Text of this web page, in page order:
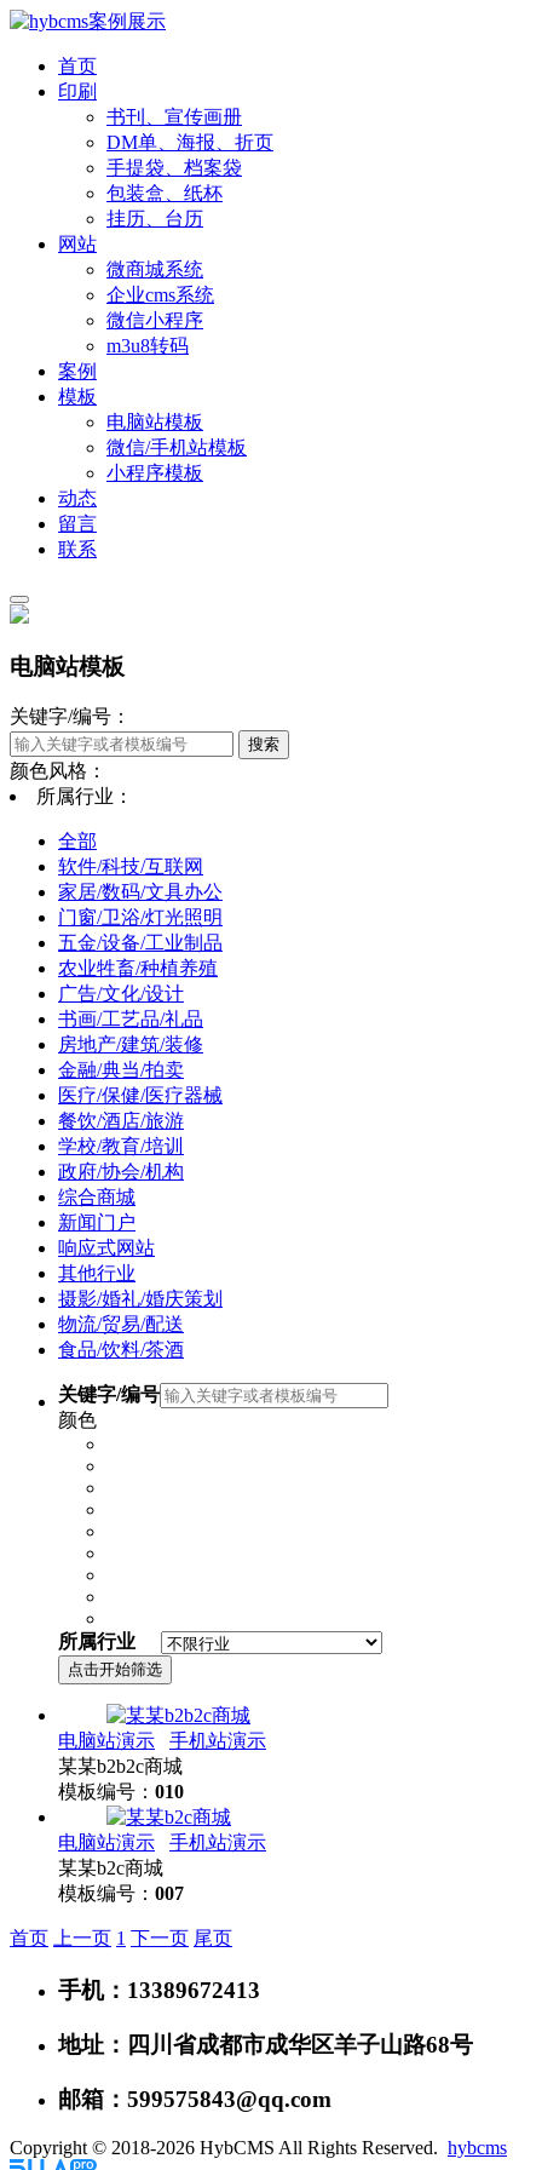
首页
印刷
书刊、宣传画册
DM单、海报、折页
手提袋、档案袋
包装盒、纸杯
挂历、台历
网站
微商城系统
企业cms系统
微信小程序
m3u8转码
案例
模板
电脑站模板
微信/手机站模板
小程序模板
动态
留言
联系
电脑站模板
关键字/编号：
颜色风格：
所属行业：
全部
软件/科技/互联网
家居/数码/文具办公
门窗/卫浴/灯光照明
五金/设备/工业制品
农业牲畜/种植养殖
广告/文化/设计
书画/工艺品/礼品
房地产/建筑/装修
金融/典当/拍卖
医疗/保健/医疗器械
餐饮/酒店/旅游
学校/教育/培训
政府/协会/机构
综合商城
新闻门户
响应式网站
其他行业
摄影/婚礼/婚庆策划
物流/贸易/配送
食品/饮料/茶酒
关键字/编号
颜色
所属行业
电脑站演示
手机站演示
某某b2b2c商城
模板编号： 010
电脑站演示
手机站演示
某某b2c商城
模板编号： 007
首页 上一页 1 下一页 尾页
手机：13389672413
地址：四川省成都市成华区羊子山路68号
邮箱：599575843@qq.com
Copyright © 2018-2026 HybCMS All Rights Reserved. hybcms